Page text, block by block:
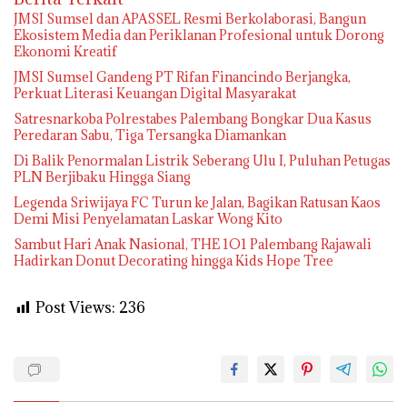
JMSI Sumsel dan APASSEL Resmi Berkolaborasi, Bangun
Ekosistem Media dan Periklanan Profesional untuk Dorong
Ekonomi Kreatif
JMSI Sumsel Gandeng PT Rifan Financindo Berjangka,
Perkuat Literasi Keuangan Digital Masyarakat
Satresnarkoba Polrestabes Palembang Bongkar Dua Kasus
Peredaran Sabu, Tiga Tersangka Diamankan
Di Balik Penormalan Listrik Seberang Ulu I, Puluhan Petugas
PLN Berjibaku Hingga Siang
Legenda Sriwijaya FC Turun ke Jalan, Bagikan Ratusan Kaos
Demi Misi Penyelamatan Laskar Wong Kito
Sambut Hari Anak Nasional, THE 1O1 Palembang Rajawali
Hadirkan Donut Decorating hingga Kids Hope Tree
Post Views: 236